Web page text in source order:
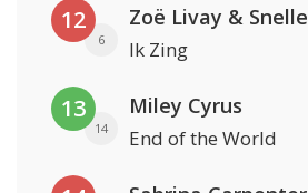
12
6
Zoë Livay & Snelle
Ik Zing
13
14
Miley Cyrus
End of the World